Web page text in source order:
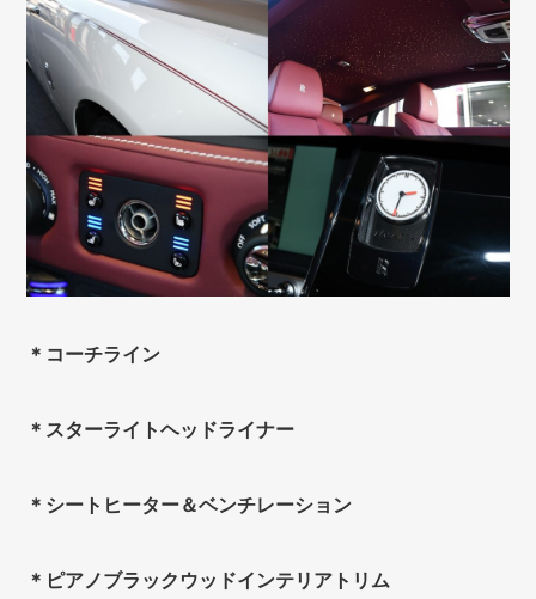
＊コーチライン
＊スターライトヘッドライナー
＊シートヒーター＆ベンチレーション
＊ピアノブラックウッドインテリアトリム